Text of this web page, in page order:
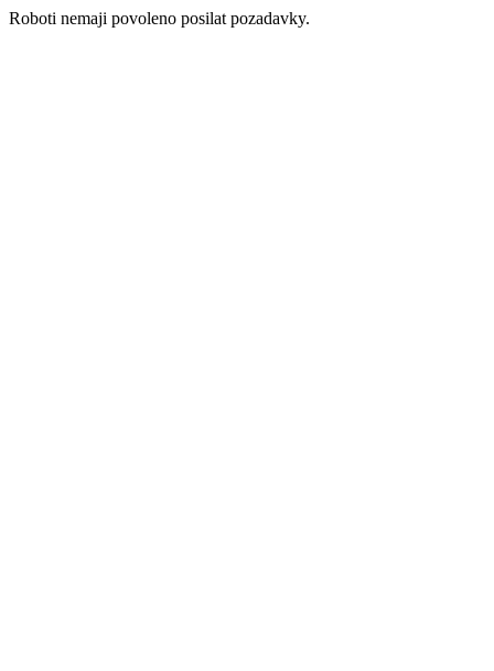
Roboti nemaji povoleno posilat pozadavky.